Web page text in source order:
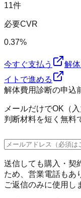
11件
必要CVR
0.37%
今すぐ支払う 解
イトで進める
解体費用診断の申込
メールだけでOK（
判断材料を短く無料
送信しても購入・契
ため、営業電話もあ
ご返信のみに使用し